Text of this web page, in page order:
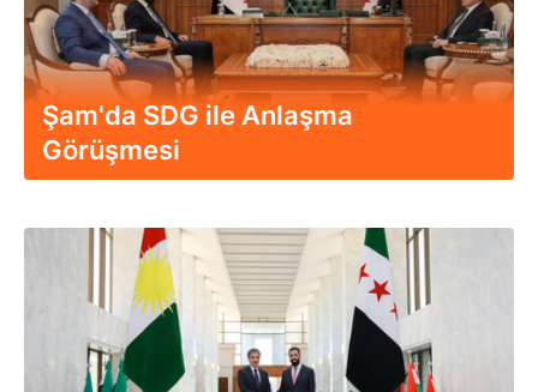
Şam'da SDG ile Anlaşma
Görüşmesi
03.08.2026